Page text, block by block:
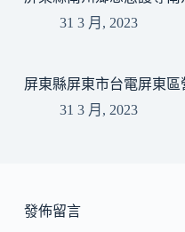
31 3 月, 2023
屏東縣屏東市台電屏東
31 3 月, 2023
發佈留言